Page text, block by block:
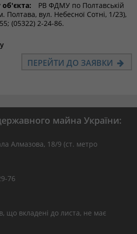
об'єкта:
РВ ФДМУ по Полтавській
Полтава, вул. Небесної Сотні, 1/23),
(05322) 2-24-86.
ПЕРЕЙТИ ДО ЗАЯВКИ
майна України:
Алмазова, 18/9 (ст. метро
76
що вкладені до листа, не має